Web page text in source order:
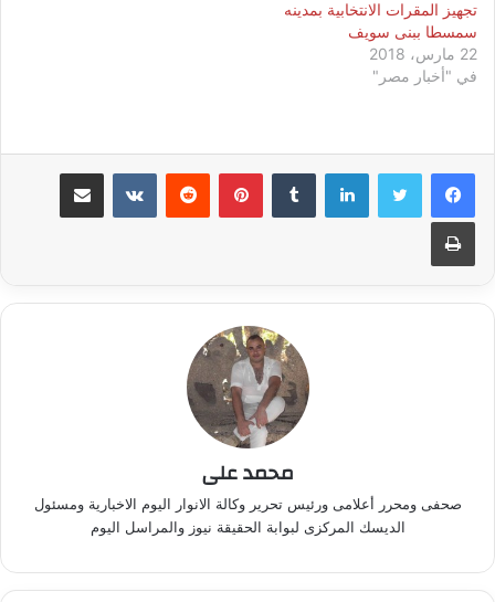
تجهيز المقرات الانتخابية بمدينه
سمسطا ببنى سويف
22 مارس، 2018
في "أخبار مصر"
لينكدإن بينتيريست مشاركة عبر البريد
طباعة
محمد على
صحفى ومحرر أعلامى ورئيس تحرير وكالة الانوار اليوم الاخبارية ومسئول
الديسك المركزى لبوابة الحقيقة نيوز والمراسل اليوم